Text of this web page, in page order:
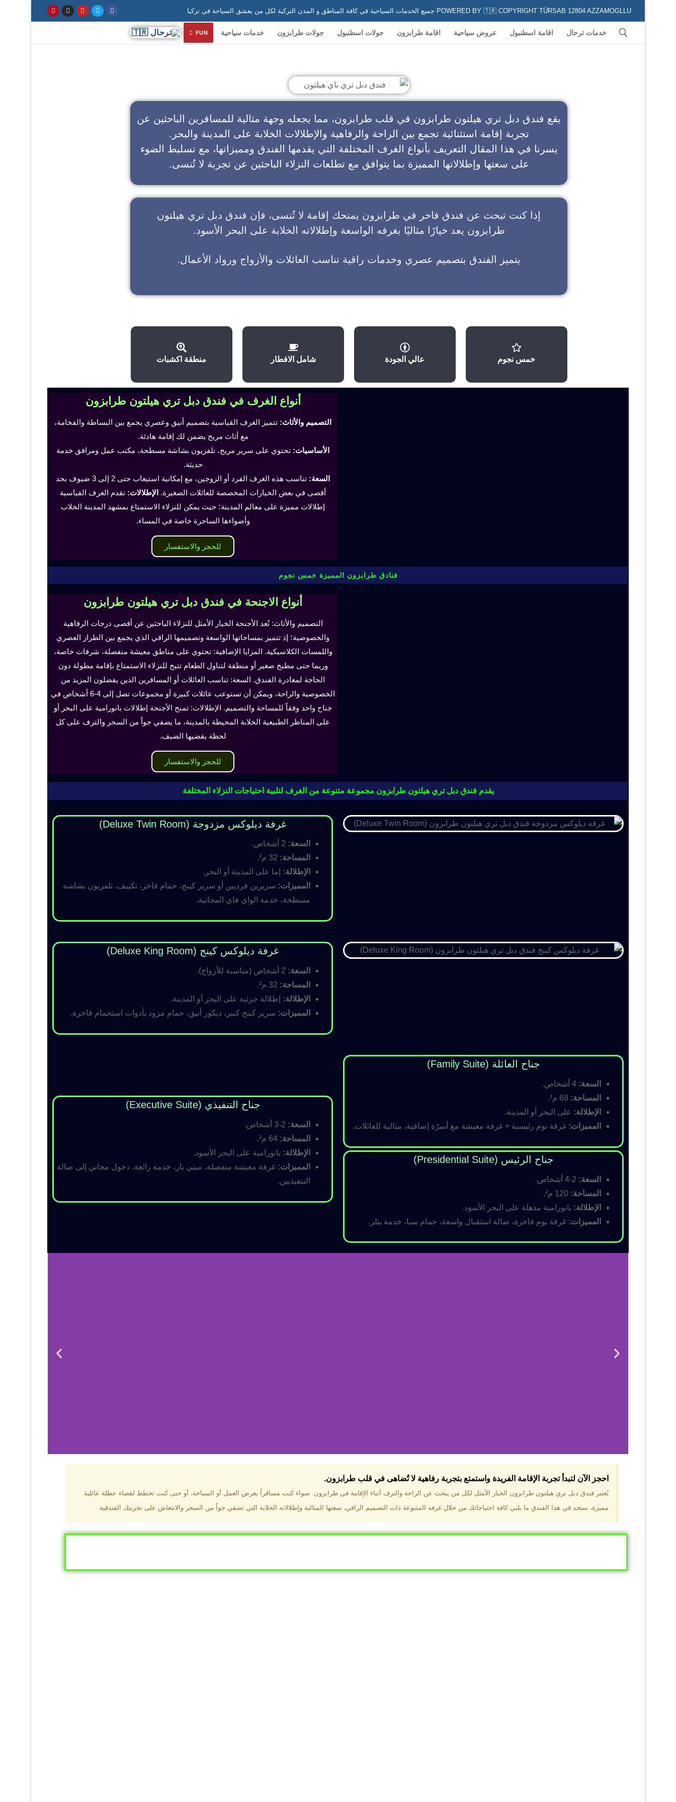
POWERED BY 🇹🇷 COPYRIGHT TÜRSAB 12804 AZZAMOGLLU جميع الخدمات السياحية في كافة المناطق و المدن التركية لكل من يعشق السياحة في تركيا
خدمات ترحال اقامة اسطنبول عروض سياحية اقامة طرابزون جولات اسطنبول جولات طرابزون خدمات سياحية FUN
يقع فندق دبل تري هيلتون طرابزون في قلب طرابزون، مما يجعله وجهة مثالية للمسافرين الباحثين عن
تجربة إقامة استثنائية تجمع بين الراحة والرفاهية والإطلالات الخلابة على المدينة والبحر.
يسرنا في هذا المقال التعريف بأنواع الغرف المختلفة التي يقدمها الفندق ومميزاتها، مع تسليط الضوء
على سعتها وإطلالاتها المميزة بما يتوافق مع تطلعات النزلاء الباحثين عن تجربة لا تُنسى.
إذا كنت تبحث عن فندق فاخر في طرابزون يمنحك إقامة لا تُنسى، فإن فندق دبل تري هيلتون
طرابزون يعد خيارًا مثاليًا بغرفه الواسعة وإطلالاته الخلابة على البحر الأسود.
يتميز الفندق بتصميم عصري وخدمات راقية تناسب العائلات والأزواج ورواد الأعمال.
خمس نجوم عالي الجودة شامل الافطار منطقة اكشبات
أنواع الغرف في فندق دبل تري هيلتون طرابزون
التصميم والأثاث: تتميز الغرف القياسية بتصميم أنيق وعصري يجمع بين البساطة والفخامة،
مع أثاث مريح يضمن لك إقامة هادئة.
الأساسيات: تحتوي على سرير مريح، تلفزيون بشاشة مسطحة، مكتب عمل ومرافق خدمة
حديثة.
السعة:
تناسب هذه الغرف الفرد أو الزوجين، مع إمكانية استيعاب حتى 2 إلى 3 ضيوف بحد
أقصى في بعض الخيارات المخصصة للعائلات الصغيرة. الإطلالات: تقدم الغرف القياسية
إطلالات مميزة على معالم المدينة؛ حيث يمكن للنزلاء الاستمتاع بمشهد المدينة الخلاب
وأضواءها الساحرة خاصة في المساء.
للحجز والاستفسار
فنادق طرابزون المميزة خمس نجوم
أنواع الاجنحة في فندق دبل تري هيلتون طرابزون
التصميم والأثاث: تُعد الأجنحة الخيار الأمثل للنزلاء الباحثين عن أقصى درجات الرفاهية
والخصوصية؛ إذ تتميز بمساحاتها الواسعة وتصميمها الراقي الذي يجمع بين الطراز العصري
واللمسات الكلاسيكية. المزايا الإضافية: تحتوي على مناطق معيشة منفصلة، شرفات خاصة،
وربما حتى مطبخ صغير أو منطقة لتناول الطعام تتيح للنزلاء الاستمتاع بإقامة مطولة دون
الحاجة لمغادرة الفندق. السعة: تناسب العائلات أو المسافرين الذين يفضلون المزيد من
الخصوصية والراحة، ويمكن أن تستوعب عائلات كبيرة أو مجموعات تصل إلى 4-6 أشخاص في
جناح واحد وفقاً للمساحة والتصميم. الإطلالات: تمنح الأجنحة إطلالات بانورامية على البحر أو
على المناظر الطبيعية الخلابة المحيطة بالمدينة، ما يضفي جواً من السحر والترف على كل
لحظة يقضيها الضيف.
للحجز والاستفسار
يقدم فندق دبل تري هيلتون طرابزون مجموعة متنوعة من الغرف لتلبية احتياجات النزلاء المختلفة
غرفة ديلوكس مزدوجة (Deluxe Twin Room)
السعة:
المساحة:
الإطلالة: إما على المدينة أو البحر.
المميزات: سريرين فرديين أو سرير كينج، حمام فاخر، تكييف، تلفزيون بشاشة
مسطحة، خدمة الواي فاي المجانية.
غرفة ديلوكس كينج (Deluxe King Room)
السعة:
المساحة:
الإطلالة: إطلالة جزئية على البحر أو المدينة.
المميزات: سرير كينج كبير، ديكور أنيق، حمام مزود بأدوات استحمام فاخرة.
جناح العائلة (Family Suite)
السعة:
المساحة:
الإطلالة: على البحر أو المدينة.
المميزات: غرفة نوم رئيسية + غرفة معيشة مع أسرّة إضافية، مثالية للعائلات.
جناح الرئيس (Presidential Suite)
السعة:
المساحة:
الإطلالة: بانورامية مذهلة على البحر الأسود.
المميزات: غرفة نوم فاخرة، صالة استقبال واسعة، حمام سبا، خدمة بتلر.
جناح التنفيذي (Executive Suite)
السعة:
المساحة:
الإطلالة: بانورامية على البحر الأسود.
المميزات: غرفة معيشة منفصلة، ميني بار، خدمة رائعة، دخول مجاني إلى صالة
التنفيذيين.
لماذا تختار فندق دبل تري هيلتون طرابزون؟
والجبال الخضراء. مرافق متكاملة تشمل مسبحًا داخليًا، سبا، صالة ألعاب رياضية، ومطاعم عالمية.
احجز الآن لتبدأ تجربة الإقامة الفريدة واستمتع بتجربة رفاهية لا تُضاهى في قلب طرابزون.​
يُعتبر فندق دبل تري هيلتون طرابزون الخيار الأمثل لكل من يبحث عن الراحة والترف أثناء الإقامة في طرابزون. سواء كنت مسافراً بغرض العمل أو السياحة، أو حتى كنت تخطط لقضاء عطلة عائلية
مميزة، ستجد في هذا الفندق ما يلبي كافة احتياجاتك من خلال غرفه المتنوعة ذات التصميم الراقي، سعتها المثالية وإطلالاته الخلابة التي تضفي جواً من السحر والانتعاش على تجربتك الفندقية.